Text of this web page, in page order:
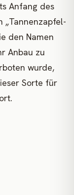
Anfang des
„Tannenzapfel-
den Namen
Anbau zu
wurde,
Sorte für